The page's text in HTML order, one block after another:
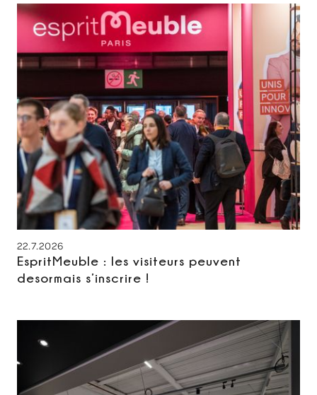
22.7.2026
EspritMeuble : les visiteurs peuvent
desormais s’inscrire !